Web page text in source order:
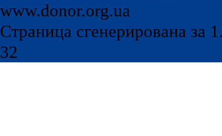
www.donor.org.ua
Страница сгенерирована за
32